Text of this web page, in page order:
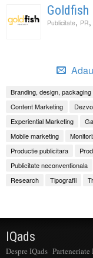
Goldfish
Publicitate, PR,
Branding, design, packaging
Content Marketing
Experiential Marketing
Mobile marketing
Productie publicitara
Publicitate neconventionala
Research
Tipografii
IQads
Despre IQads Parteneriate